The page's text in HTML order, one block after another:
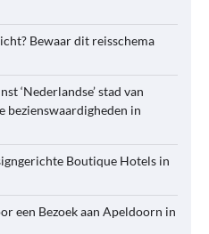
Bewaar dit reisschema
‘Nederlandse’ stad van
bezienswaardigheden in
Boutique Hotels in
een Bezoek aan Apeldoorn in